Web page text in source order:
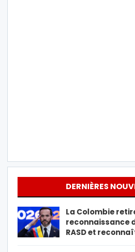
DERNIÈRES
La Colombie
reconnaissance
RASD et